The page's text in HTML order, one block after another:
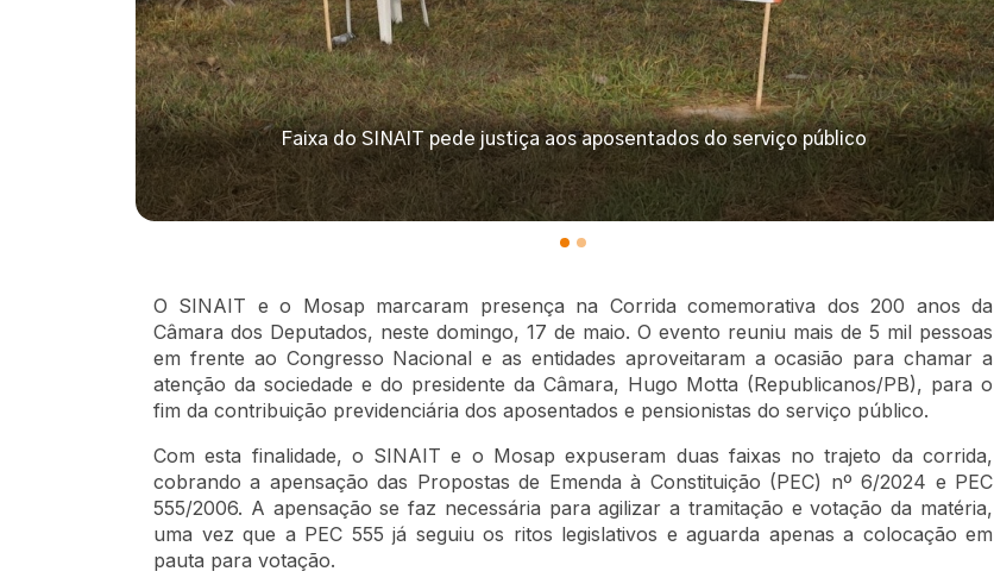
Faixa do SINAIT pede justiça aos aposentados do serviço público
O SINAIT e o Mosap marcaram presença na Corrida comemorativa dos 200 anos da
Câmara dos Deputados, neste domingo, 17 de maio. O evento reuniu mais de 5 mil pessoas
em frente ao Congresso Nacional e as entidades aproveitaram a ocasião para chamar a
atenção da sociedade e do presidente da Câmara, Hugo Motta (Republicanos/PB), para o
fim da contribuição previdenciária dos aposentados e pensionistas do serviço público.
Com esta finalidade, o SINAIT e o Mosap expuseram duas faixas no trajeto da corrida,
cobrando a apensação das Propostas de Emenda à Constituição (PEC) nº 6/2024 e PEC
555/2006. A apensação se faz necessária para agilizar a tramitação e votação da matéria,
uma vez que a PEC 555 já seguiu os ritos legislativos e aguarda apenas a colocação em
pauta para votação.